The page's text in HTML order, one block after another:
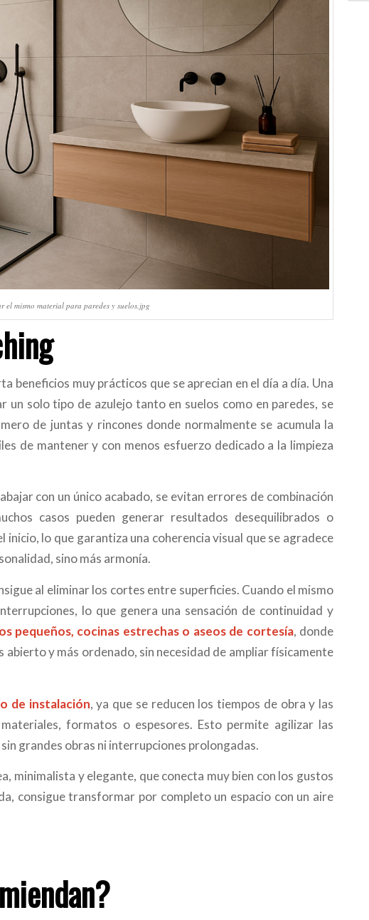
mismo material para paredes y suelos.jpg
beneficios muy prácticos que se aprecian en el día a día. Una
un solo tipo de azulejo tanto en suelos como en paredes, se
de juntas y rincones donde normalmente se acumula la
de mantener y con menos esfuerzo dedicado a la limpieza
con un único acabado, se evitan errores de combinación
casos pueden generar resultados desequilibrados o
lo que garantiza una coherencia visual que se agradece
sino más armonía.
al eliminar los cortes entre superficies. Cuando el mismo
lo que genera una sensación de continuidad y
pequeños, cocinas estrechas o aseos de cortesía, donde
abierto y más ordenado, sin necesidad de ampliar físicamente
de instalación, ya que se reducen los tiempos de obra y las
formatos o espesores. Esto permite agilizar las
grandes obras ni interrupciones prolongadas.
minimalista y elegante, que conecta muy bien con los gustos
consigue transformar por completo un espacio con un aire